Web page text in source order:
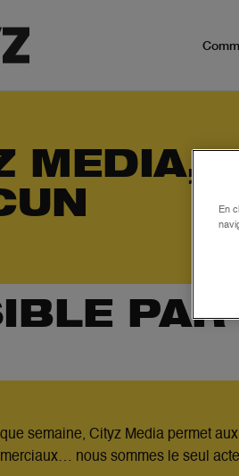
MEDIA,
PAR
semaine, CityzMedia permet
nous sommes le seul
En